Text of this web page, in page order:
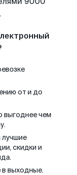
от и до
выгоднее чем
лучшие
скидки и
в выходные.